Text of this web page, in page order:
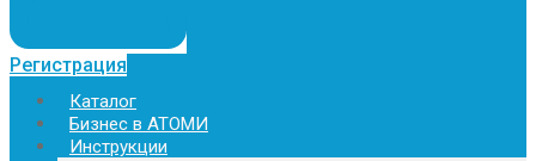
Регистрация
Каталог
Бизнес в АТОМИ
Инструкции